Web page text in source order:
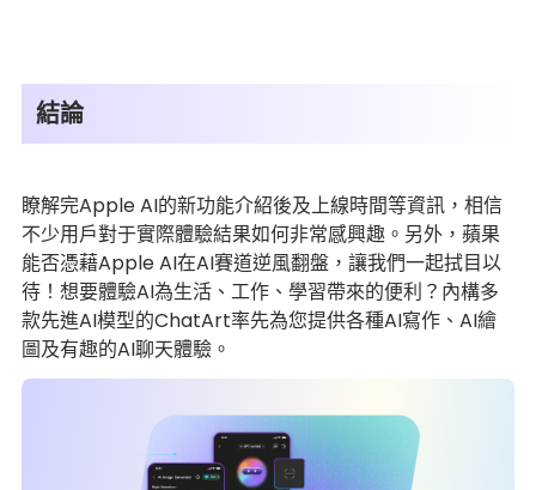
結論
瞭解完Apple AI的新功能介紹後及上線時間等資訊，相信
不少用戶對于實際體驗結果如何非常感興趣。另外，蘋果
能否憑藉Apple AI在AI賽道逆風翻盤，讓我們一起拭目以
待！想要體驗AI為生活、工作、學習帶來的便利？內構多
款先進AI模型的ChatArt率先為您提供各種AI寫作、AI繪
圖及有趣的AI聊天體驗。